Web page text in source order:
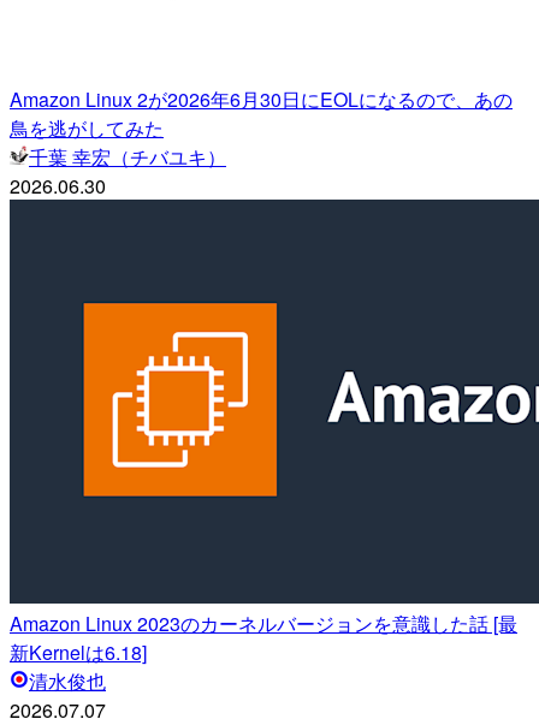
Amazon Linux 2が2026年6月30日にEOLになるので、あの
鳥を逃がしてみた
千葉 幸宏（チバユキ）
2026.06.30
Amazon Linux 2023のカーネルバージョンを意識した話 [最
新Kernelは6.18]
清水俊也
2026.07.07